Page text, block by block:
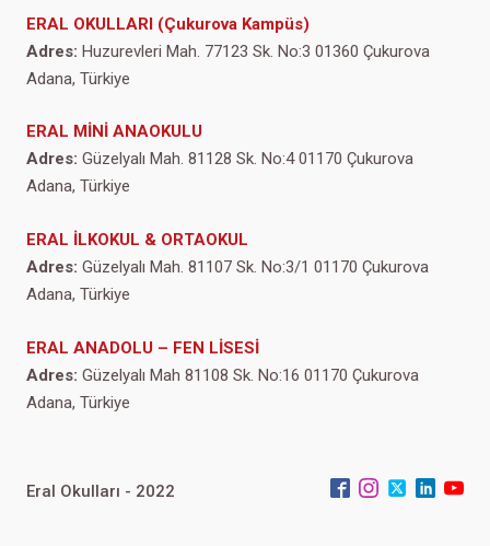
ERAL OKULLARI (Çukurova Kampüs)
Adres: Huzurevleri Mah. 77123 Sk. No:3 01360 Çukurova
Adana, Türkiye
ERAL MİNİ ANAOKULU
Adres: Güzelyalı Mah. 81128 Sk. No:4 01170 Çukurova
Adana, Türkiye
ERAL İLKOKUL & ORTAOKUL
Adres: Güzelyalı Mah. 81107 Sk. No:3/1 01170 Çukurova
Adana, Türkiye
ERAL ANADOLU – FEN LİSESİ
Adres: Güzelyalı Mah 81108 Sk. No:16 01170 Çukurova
Adana, Türkiye
Eral Okulları - 2022